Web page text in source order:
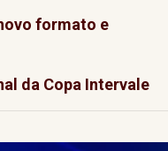
formato e
da Copa Intervale